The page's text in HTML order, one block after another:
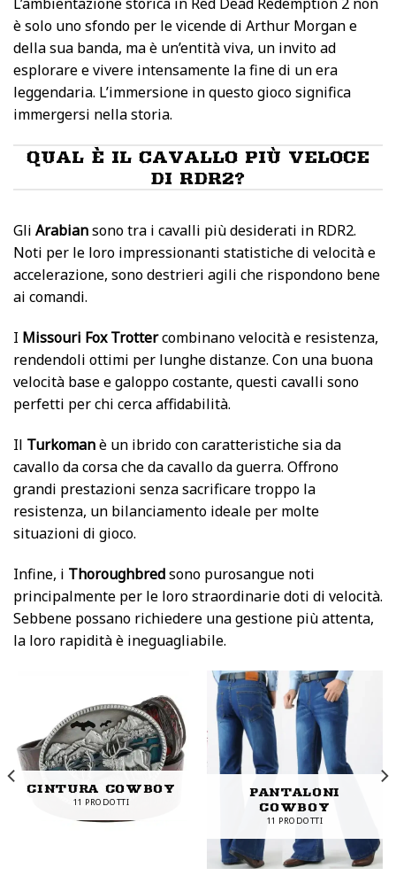
è solo uno sfondo per le vicende di Arthur Morgan e
della sua banda, ma è un’entità viva, un invito ad
esplorare e vivere intensamente la fine di un era
leggendaria. L’immersione in questo gioco significa
immergersi nella storia.
QUAL È IL CAVALLO PIÙ VELOCE
DI RDR2?
Gli Arabiansono tra i cavalli più desiderati in RDR2.
Noti per le loro impressionanti statistiche di velocità e
accelerazione, sono destrieri agili che rispondono bene
ai comandi.
I Missouri Fox Trottercombinano velocità e resistenza,
rendendoli ottimi per lunghe distanze. Con una buona
velocità base e galoppo costante, questi cavalli sono
perfetti per chi cerca affidabilità.
Il Turkomanè un ibrido con caratteristiche sia da
cavallo da corsa che da cavallo da guerra. Offrono
grandi prestazioni senza sacrificare troppo la
resistenza, un bilanciamento ideale per molte
situazioni di gioco.
Infine, i Thoroughbredsono purosangue noti
principalmente per le loro straordinarie doti di velocità.
Sebbene possano richiedere una gestione più attenta,
la loro rapidità è ineguagliabile.
CINTURA COWBOY
11 PRODOTTI
PANTALONI
COWBOY
11 PRODOTTI